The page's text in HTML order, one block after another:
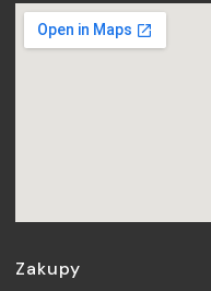
Linki w stopce
Zakupy